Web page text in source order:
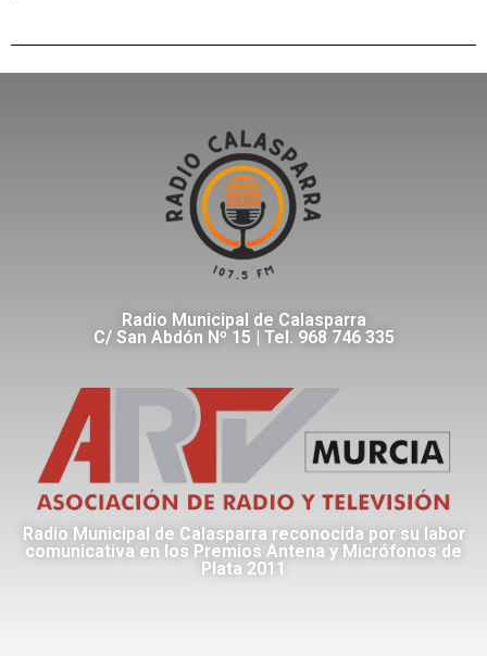
Radio Municipal de Calasparra
C/ San Abdón Nº 15 | Tel. 968 746 335
Radio Municipal de Calasparra reconocida por su labor
comunicativa en los Premios Antena y Micrófonos de
Plata 2011